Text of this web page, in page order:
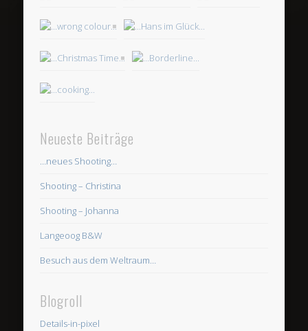
Neueste Beiträge
…neues Shooting…
Shooting – Christina
Shooting – Johanna
Langeoog B&W
Besuch aus dem Weltraum…
Blogroll
Details-in-pixel